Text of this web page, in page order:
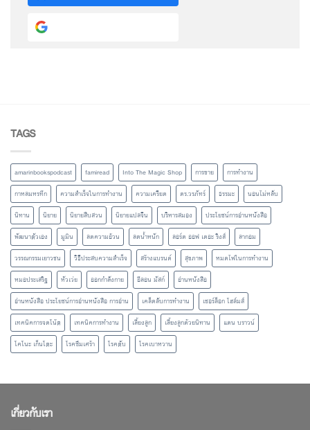
TAGS
amarinbookspodcast famiread Into The Magic Shop การขาย
การทำงาน
กาหลมหรทึก
ความสำเร็จในการทำงาน ความเครียด ดร.วรภัทร์ ธรรมะ
นอนไม่หลับ
นิทาน
นิยาย นิยายสืบสวน นิยายแปลจีน บริหารสมอง
ประโยชน์การอ่านหนังสือ
พัฒนาตัวเอง
มูมิน ลดความอ้วน ลดน้ำหนัก ลอร์ด ออฟ เดอะ ริงส์
ลากอม
วรรณกรรมเยาวชน
วิธีประสบความสำเร็จ สร้างแบรนด์ สุขภาพ
หมดไฟในการทำงาน
หมอประเสริฐ
หัวเว่ย ออกกำลังกาย อีลอน มัสก์
อ่านหนังสือ
อ่านหนังสือ ประโยชน์การอ่านหนังสือ การอ่าน
เคล็ดลับการทำงาน
เชอร์ล็อก โฮล์มส์
เทคนิคการจดโน้ต
เทคนิคการทำงาน เลี้ยงลูก เลี้ยงลูกด้วยนิทาน
แดน บราวน์
โคโนะ เก็นโตะ
โรคซึมเศร้า โรคตับ โรคเบาหวาน
เกี่ยวกับเรา